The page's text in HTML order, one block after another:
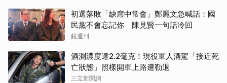
初選落敗「缺席中常會」鄭麗文急喊話：國
民黨不會忘記你 陳見賢一句話冷回
鏡週刊
酒測濃度達2.2毫克！現役軍人酒駕「接近死
亡狀態」照樣開車上路遭勒退
三立新聞網